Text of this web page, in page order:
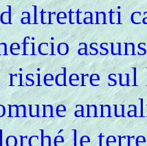
risiedere
le